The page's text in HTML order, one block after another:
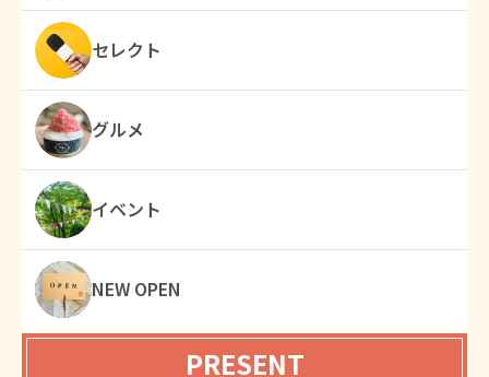
セレクト
グルメ
イベント
NEW OPEN
PRESENT